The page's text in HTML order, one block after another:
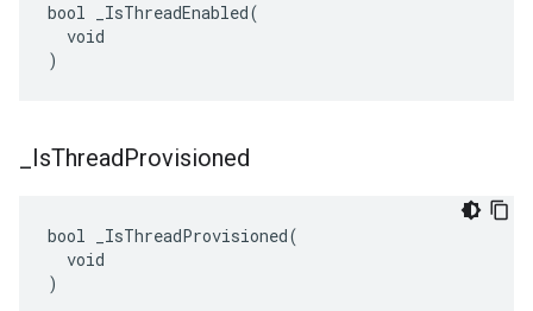
bool _IsThreadEnabled(
  void
)
IsThreadProvisioned
bool _IsThreadProvisioned(
  void
)